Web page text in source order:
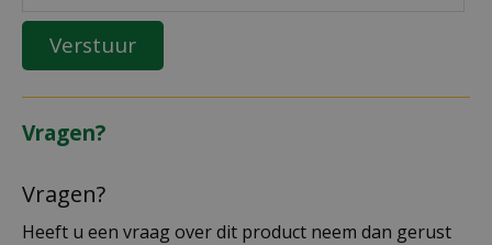
Vragen?
Vragen?
Heeft u een vraag over dit product neem dan gerust